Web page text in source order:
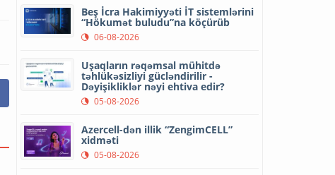
Beş İcra Hakimiyyəti İT sistemlərini
“Hökumət buludu”na köçürüb
06-08-2026
Uşaqların rəqəmsal mühitdə
təhlükəsizliyi gücləndirilir -
Dəyişikliklər nəyi ehtiva edir?
05-08-2026
Azercell-dən illik “ZengimCELL”
xidməti
05-08-2026